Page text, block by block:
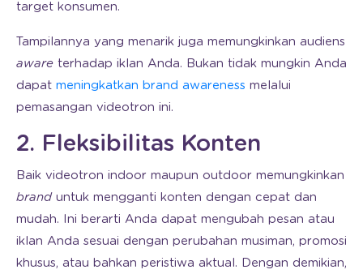
target konsumen.
Tampilannya yang menarik juga memungkinkan audiens
aware terhadap iklan Anda. Bukan tidak mungkin Anda
dapat meningkatkan brand awareness melalui
pemasangan videotron ini.
2. Fleksibilitas Konten
Baik videotron indoor maupun outdoor memungkinkan
brand untuk mengganti konten dengan cepat dan
mudah. Ini berarti Anda dapat mengubah pesan atau
iklan Anda sesuai dengan perubahan musiman, promosi
khusus, atau bahkan peristiwa aktual. Dengan demikian,